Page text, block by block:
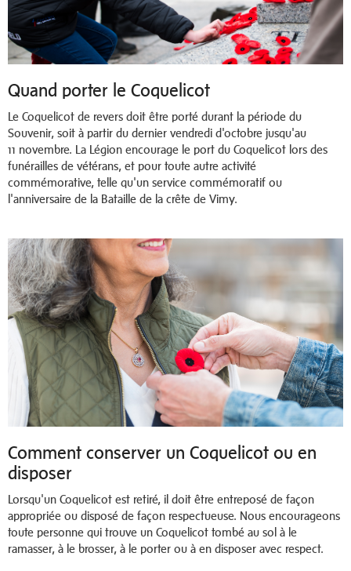
Quand porter le Coquelicot
Le Coquelicot de revers doit être porté durant la période du
Souvenir, soit à partir du dernier vendredi d'octobre jusqu'au
11 novembre. La Légion encourage le port du Coquelicot lors des
funérailles de vétérans, et pour toute autre activité
commémorative, telle qu'un service commémoratif ou
l'anniversaire de la Bataille de la crête de Vimy.
Comment conserver un Coquelicot ou en
disposer
Lorsqu'un Coquelicot est retiré, il doit être entreposé de façon
appropriée ou disposé de façon respectueuse. Nous encourageons
toute personne qui trouve un Coquelicot tombé au sol à le
ramasser, à le brosser, à le porter ou à en disposer avec respect.